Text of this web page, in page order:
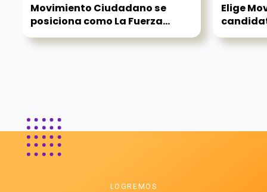
Movimiento Ciudadano se
posiciona como La Fuerza...
Elige
LOGREMOS